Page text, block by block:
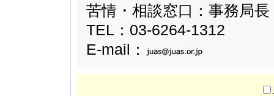
苦情・相談窓口：事務
TEL：03-6264-1312
E-mail：